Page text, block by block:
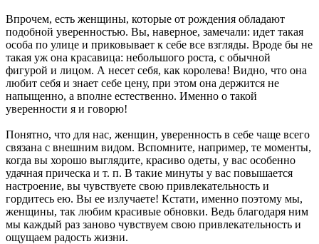
Впрочем, есть женщины, которые от рождения обладают
подобной уверенностью. Вы, наверное, замечали: идет такая
особа по улице и приковывает к себе все взгляды. Вроде бы не
такая уж она красавица: небольшого роста, с обычной
фигурой и лицом. А несет себя, как королева! Видно, что она
любит себя и знает себе цену, при этом она держится не
напыщенно, а вполне естественно. Именно о такой
уверенности я и говорю!
Понятно, что для нас, женщин, уверенность в себе чаще всего
связана с внешним видом. Вспомните, например, те моменты,
когда вы хорошо выглядите, красиво одеты, у вас особенно
удачная прическа и т. п. В такие минуты у вас повышается
настроение, вы чувствуете свою привлекательность и
гордитесь ею. Вы ее излучаете! Кстати, именно поэтому мы,
женщины, так любим красивые обновки. Ведь благодаря ним
мы каждый раз заново чувствуем свою привлекательность и
ощущаем радость жизни.